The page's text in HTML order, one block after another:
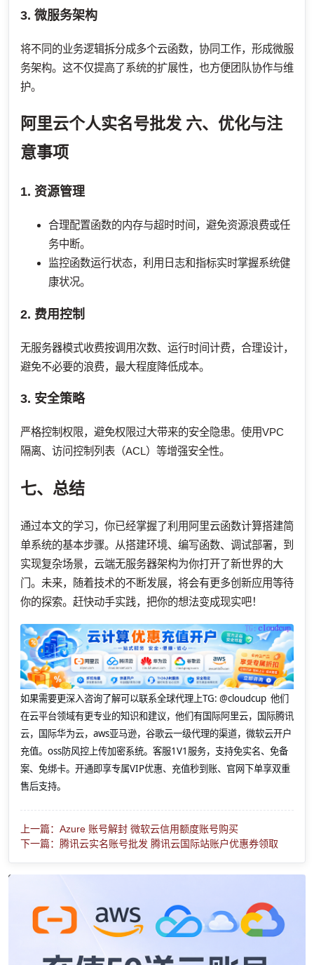
3. 微服务架构
将不同的业务逻辑拆分成多个云函数，协同工作，形成微服
务架构。这不仅提高了系统的扩展性，也方便团队协作与维
护。
阿里云个人实名号批发 六、优化与注
意事项
1. 资源管理
合理配置函数的内存与超时时间，避免资源浪费或任
务中断。
监控函数运行状态，利用日志和指标实时掌握系统健
康状况。
2. 费用控制
无服务器模式收费按调用次数、运行时间计费，合理设计，
避免不必要的浪费，最大程度降低成本。
3. 安全策略
严格控制权限，避免权限过大带来的安全隐患。使用VPC
隔离、访问控制列表（ACL）等增强安全性。
七、总结
通过本文的学习，你已经掌握了利用阿里云函数计算搭建简
单系统的基本步骤。从搭建环境、编写函数、调试部署，到
实现复杂场景，云端无服务器架构为你打开了新世界的大
门。未来，随着技术的不断发展，将会有更多创新应用等待
你的探索。赶快动手实践，把你的想法变成现实吧！
如果需要更深入咨询了解可以联系全球代理上TG: @cloudcup 他们
在云平台领域有更专业的知识和建议，他们有国际阿里云，国际腾讯
云，国际华为云，aws亚马逊，谷歌云一级代理的渠道，微软云开户
充值。oss防风控上传加密系统。客服1V1服务，支持免实名、免备
案、免绑卡。开通即享专属VIP优惠、充值秒到账、官网下单享双重
售后支持。
上一篇：Azure 账号解封 微软云信用额度账号购买
下一篇：腾讯云实名账号批发 腾讯云国际站账户优惠券领取